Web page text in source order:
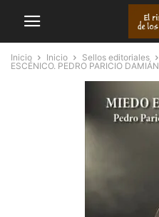
Inicio Inicio Sellos editoriales
ESCÉNICO. PEDRO PARICIO DAMIÁN